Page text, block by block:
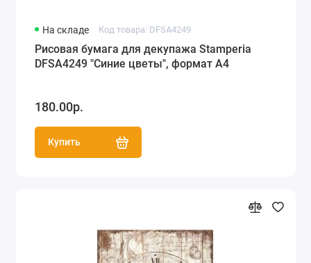
На складе Код товара: DFSA4249
Рисовая бумага для декупажа Stamperia
DFSA4249 "Синие цветы", формат А4
180.00р.
Купить